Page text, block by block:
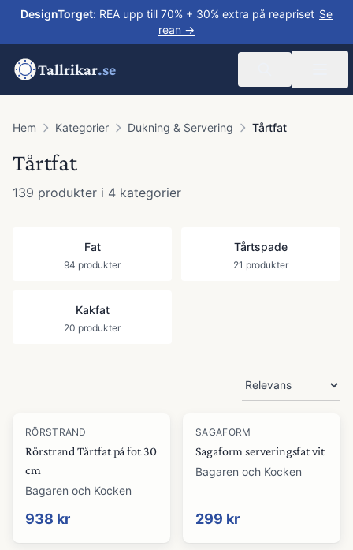
DesignTorget: REA upp till 70% + 30% extra på reapriset Se
rean →
Tallrikar.se
Hem Kategorier Dukning & Servering Tårtfat
Tårtfat
139 produkter i 4 kategorier
Fat
94 produkter
Tårtspade
21 produkter
Kakfat
20 produkter
RÖRSTRAND
Rörstrand Tårtfat på fot 30
cm
Bagaren och Kocken
938 kr
SAGAFORM
Sagaform serveringsfat vit
Bagaren och Kocken
299 kr